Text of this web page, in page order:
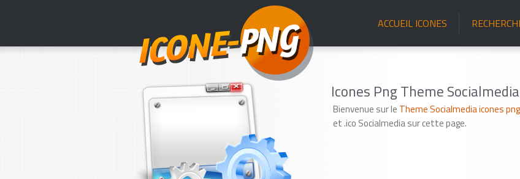
ACCUEIL ICONES
Icones Png Theme Socialmedia
Bienvenue sur le Theme Socialmedia icones
et .ico Socialmedia sur cette page.